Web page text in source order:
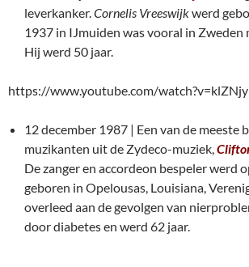
leverkanker.Cornelis Vreeswijkwerd
1937 in IJmuiden was vooral in Zweden
Hij werd 50 jaar.
https://www.youtube.com/
12 december 1987 | Een van de meeste
muzikanten uit de Zydeco-muziek,
De zanger en accordeon bespeler werd
geboren in Opelousas, Louisiana,
overleed aan de gevolgen van
door diabetes en werd 62 jaar.